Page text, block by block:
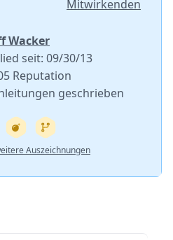
Mitwirkenden
Wacker
seit: 09/30/13
Reputation
geschrieben
Auszeichnungen